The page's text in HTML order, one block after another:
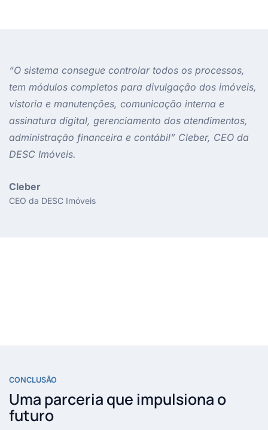
Cleber
CEO da DESC Imóveis
“O sistema consegue controlar todos os processos,
tem módulos completos para divulgação dos imóveis,
vistoria e manutenções, comunicação interna e
assinatura digital, gerenciamento dos atendimentos,
administração financeira e contábil” Cleber, CEO da
DESC Imóveis.
CONCLUSÃO
Uma parceria que impulsiona o
futuro